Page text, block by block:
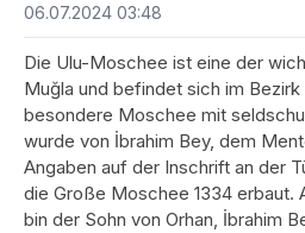
06.07.2024 03:48
Die Ulu-Moschee ist eine der
Muğla und befindet sich im Bezirk
besondere Moschee mit
wurde von İbrahim Bey, dem
Angaben auf der Inschrift an der
die Große Moschee 1334 erbaut.
bin der Sohn von Orhan, İbrahim